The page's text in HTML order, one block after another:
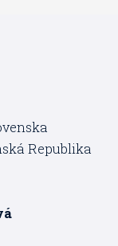
Republika